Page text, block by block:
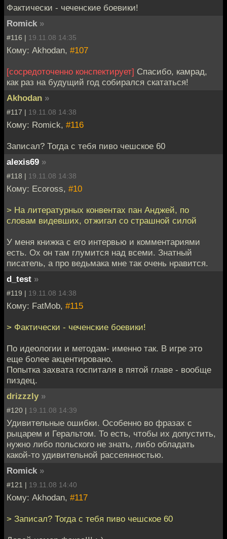
Фактически - чеченские боевики!
Romick »
#116 | 19.11.08 14:35
Кому: Akhodan, #107
[сосредоточенно конспектирует] Спасибо, камрад,
как раз на будущий год собирался скататься!
Akhodan »
#117 | 19.11.08 14:38
Кому: Romick, #116
Записал? Тогда с тебя пиво чешское 60
alexis69 »
#118 | 19.11.08 14:38
Кому: Ecoross, #10
> На литературных конвентах пан Анджей, по
словам видевших, отжигал со страшной силой
У меня книжка с его интервью и комментариями
есть. Ох он там глумится над всеми. Знатный
писатель, а про ведьмака мне так очень нравится.
d_test »
#119 | 19.11.08 14:38
Кому: FatMob, #115
> Фактически - чеченские боевики!
По идеологии и методам- именно так. В игре это
еще более акцентировано.
Попытка захвата госпиталя в пятой главе - вообще
пиздец.
drizzzly »
#120 | 19.11.08 14:39
Удивительные ошибки. Особенно во фразах с
рыцарем и Геральтом. То есть, чтобы их допустить,
нужно либо польского не знать, либо обладать
какой-то удивительной рассеянностью.
Romick »
#121 | 19.11.08 14:40
Кому: Akhodan, #117
> Записал? Тогда с тебя пиво чешское 60